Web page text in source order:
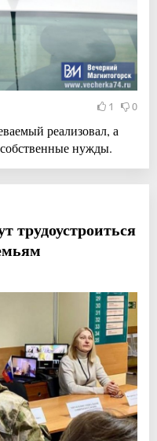
1 0
реализовал, а
нужды.
трудоустроиться